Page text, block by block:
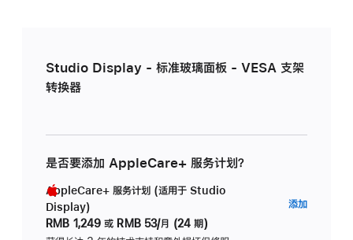
Studio Display - 标准玻璃面板 - VESA 支架
转换器
是否要添加 AppleCare+ 服务计划？
AppleCare+ 服务计划 (适用于 Studio
Display)
RMB 1,249 或 RMB 53/月 (24 期)
添加